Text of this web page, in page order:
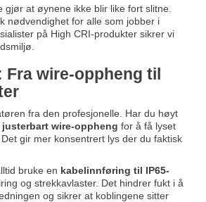
gjør at øynene ikke blir like fort slitne.
nødvendighet for alle som jobber i
på High CRI-produkter sikrer vi
Fra wire-oppheng til
fra den profesjonelle. Har du høyt
justerbart wire-oppheng for å få lyset
gir mer konsentrert lys der du faktisk
bruke en kabelinnføring til IP65-
og strekkavlaster. Det hindrer fukt i å
og sikrer at koblingene sitter